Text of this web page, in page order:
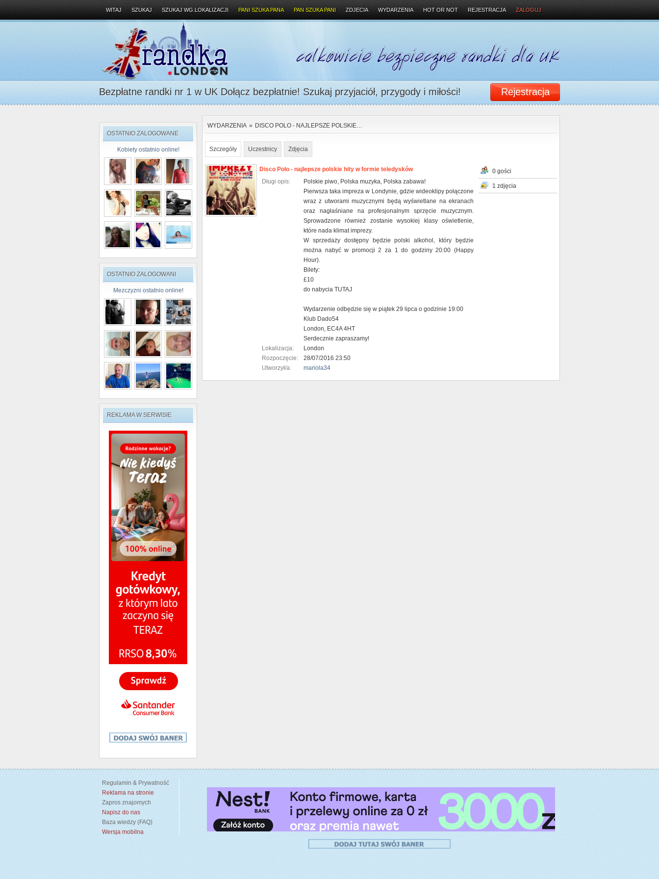
WITAJ SZUKAJ SZUKAJ WG.LOKALIZACJI PANI SZUKA PANA PAN SZUKA PANI ZDJECIA WYDARZENIA HOT OR NOT REJESTRACJA ZALOGUJ
Bezpłatne randki nr 1 w UK Dołącz bezpłatnie! Szukaj przyjaciół, przygody i miłości! Rejestracja
OSTATNIO ZALOGOWANE
Kobiety ostatnio online!
OSTATNIO ZALOGOWANI
Mezczyzni ostatnio online!
REKLAMA W SERWISIE
WYDARZENIA » DISCO POLO - NAJLEPSZE POLSKIE…
Szczegóły Uczestnicy Zdjęcia
Disco Polo - najlepsze polskie hity w formie teledysków
Długi opis:
Polskie piwo, Polska muzyka, Polska zabawa!
Pierwsza taka impreza w Londynie, gdzie wideoklipy połączone
wraz z utworami muzycznymi będą wyświetlane na ekranach
oraz nagłaśniane na profesjonalnym sprzęcie muzycznym.
Sprowadzone również zostanie wysokiej klasy oświetlenie,
które nada klimat imprezy.
W sprzedaży dostępny będzie polski alkohol, który będzie
można nabyć w promocji 2 za 1 do godziny 20:00 (Happy
Hour).
Bilety:
£10
do nabycia TUTAJ
Wydarzenie odbędzie się w piątek 29 lipca o godzinie 19:00
Klub Dado54
London, EC4A 4HT
Serdecznie zapraszamy!
Lokalizacja:
London
Rozpoczęcie:
28/07/2016 23:50
Utworzył/a:
mariola34
0 gości
1 zdjęcia
Regulamin & Prywatność
Reklama na stronie
Zapros znajomych
Napisz do nas
Baza wiedzy (FAQ)
Wersja mobilna